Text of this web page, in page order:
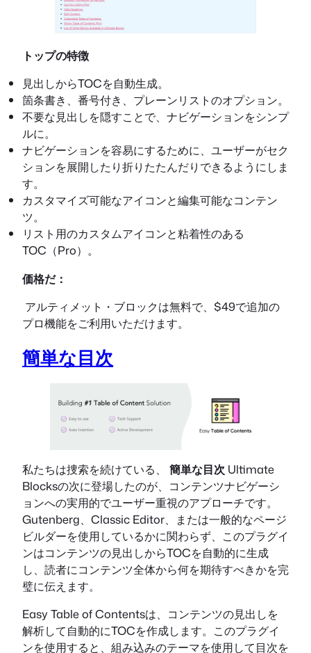
トップの特徴
見出しからTOCを自動生成。
箇条書き、番号付き、プレーンリストのオプション。
不要な見出しを隠すことで、ナビゲーションをシンプ
ルに。
ナビゲーションを容易にするために、ユーザーがセク
ションを展開したり折りたたんだりできるようにしま
す。
カスタマイズ可能なアイコンと編集可能なコンテン
ツ。
リスト用のカスタムアイコンと粘着性のある
TOC（Pro）。
価格だ：
アルティメット・ブロックは無料で、$49で追加の
プロ機能をご利用いただけます。
簡単な目次
私たちは捜索を続けている、 簡単な目次 Ultimate
Blocksの次に登場したのが、コンテンツナビゲーシ
ョンへの実用的でユーザー重視のアプローチです。
Gutenberg、Classic Editor、または一般的なページ
ビルダーを使用しているかに関わらず、このプラグイ
ンはコンテンツの見出しからTOCを自動的に生成
し、読者にコンテンツ全体から何を期待すべきかを完
璧に伝えます。
Easy Table of Contentsは、コンテンツの見出しを
解析して自動的にTOCを作成します。このプラグイ
ンを使用すると、組み込みのテーマを使用して目次を